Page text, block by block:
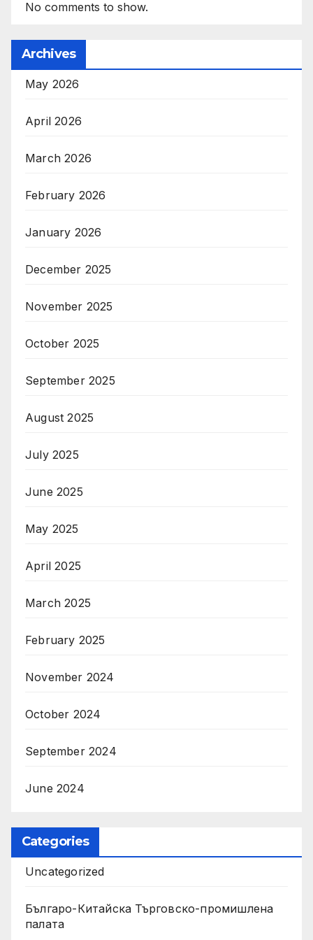
No comments to show.
Archives
May 2026
April 2026
March 2026
February 2026
January 2026
December 2025
November 2025
October 2025
September 2025
August 2025
July 2025
June 2025
May 2025
April 2025
March 2025
February 2025
November 2024
October 2024
September 2024
June 2024
Categories
Uncategorized
Българо-Китайска Търговско-промишлена
палaта